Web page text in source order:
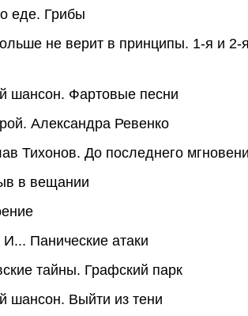
еде. Грибы
не верит в принципы. 1-я и 2-
шансон. Фартовые песни
Александра Ревенко
Тихонов. До последнего
в вещании
И... Панические атаки
тайны. Графский парк
шансон. Выйти из тени